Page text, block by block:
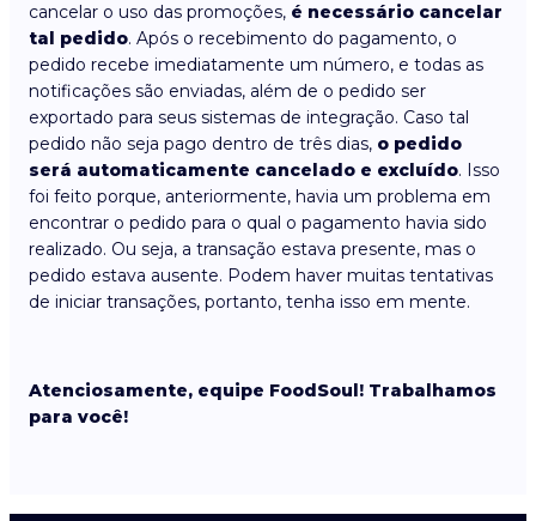
cancelar o uso das promoções, é necessário cancelar
tal pedido. Após o recebimento do pagamento, o
pedido recebe imediatamente um número, e todas as
notificações são enviadas, além de o pedido ser
exportado para seus sistemas de integração. Caso tal
pedido não seja pago dentro de três dias, o pedido
será automaticamente cancelado e excluído. Isso
foi feito porque, anteriormente, havia um problema em
encontrar o pedido para o qual o pagamento havia sido
realizado. Ou seja, a transação estava presente, mas o
pedido estava ausente. Podem haver muitas tentativas
de iniciar transações, portanto, tenha isso em mente.
Atenciosamente, equipe FoodSoul! Trabalhamos
para você!